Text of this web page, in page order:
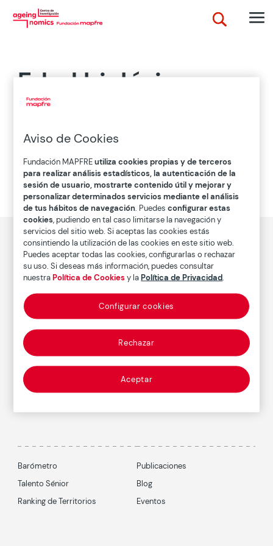
Edad biológica
del peculiar proceso vital, único e irrepetible que
cronológicaque solo se basa en el tiempo que ha
pasado desde el nacimiento, la edad biológica es la
edad del organismo.
Descubre el concepto Ageingnomics
Conócenos
Suscríbete al boletín
Barómetro
Talento Sénior
Ranking de Territorios
Publicaciones
Blog
Eventos
Aviso de Cookies
Fundación MAPFREutiliza cookies propias y de terceros
para realizar análisis estadísticos, la autenticación de la
sesión de usuario, mostrarte contenido útil y mejorar y
personalizar determinados servicios mediante el análisis
de tus hábitos de navegación. Puedesconfigurar estas
cookies, pudiendo en tal caso limitarse la navegación y
servicios del sitio web. Si aceptas las cookies estás
consintiendo la utilización de las cookies en este sitio web.
Puedes aceptar todas las cookies, configurarlas o rechazar
su uso. Si deseas más información, puedes consultar
nuestraPolítica de Cookiesy laPolítica de Privacidad.
Rechazar
Aceptar
Configurar cookies